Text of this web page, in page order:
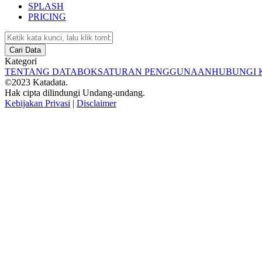
SPLASH
PRICING
Cari Data
Kategori
TENTANG DATABOKSATURAN PENGGUNAANHUBUNGI
©2023 Katadata.
Hak cipta dilindungi Undang-undang.
Kebijakan Privasi | Disclaimer